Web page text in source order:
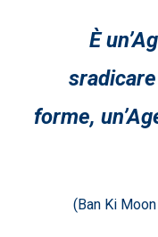
È
forme,
(Ban Ki